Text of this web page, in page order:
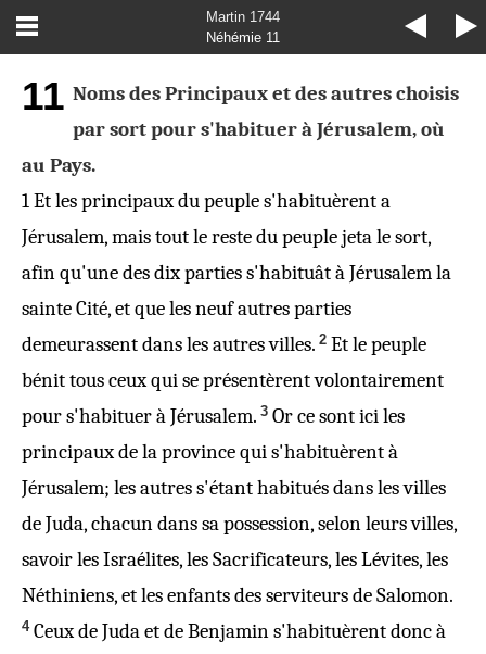
Martin 1744
Néhémie 11
11 Noms des Principaux et des autres choisis
par sort pour s'habituer à Jérusalem, où
au Pays.
1Et les principaux du peuple s'habituèrent a
Jérusalem, mais tout le reste du peuple jeta le sort,
afin qu'une des dix parties s'habituât à Jérusalem la
sainte Cité, et que les neufautresparties
demeurassent dans lesautresvilles. 2 Et le peuple
bénit tous ceux qui se présentèrent volontairement
pour s'habituer à Jérusalem. 3 Or ce sont ici les
principaux de la province qui s'habituèrent à
Jérusalem; les autres s'étant habitués dans les villes
de Juda, chacun dans sa possession, selon leurs villes,
savoirles Israélites, les Sacrificateurs, les Lévites, les
Néthiniens, et les enfants des serviteurs de Salomon.
4 Ceux de Juda et de Benjamin s'habituèrent donc à